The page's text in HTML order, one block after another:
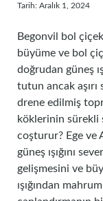
Tarih: Aralık 1, 2024
Begonvil bol çiçek
büyüme ve bol
doğrudan güneş
tutun ancak aşırı
drene edilmiş
köklerinin sürekli
coşturur? Ege ve
güneş ışığını
gelişmesini ve
ışığından